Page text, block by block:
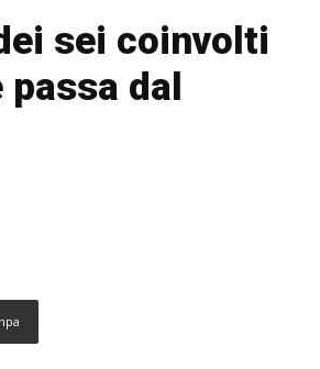
sei coinvolti
dal